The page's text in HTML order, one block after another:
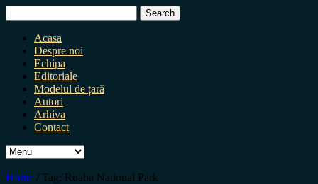
for:
Acasa
Despre noi
Echipa
Editoriale
Modelul de țară
Autori
Arhiva
Contact
Home / Tag: Ruaha National Park